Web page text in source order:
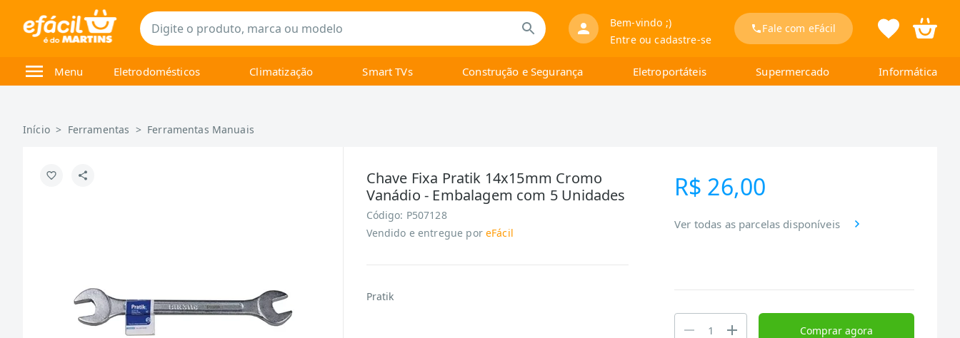
Bem-vindo ;)
Entre ou cadastre-se
Fale com eFácil
Menu Eletrodomésticos Climatização Smart TVs Construção e Segurança Eletroportáteis Supermercado Informática
Início > Ferramentas > Ferramentas Manuais
Chave Fixa Pratik 14x15mm Cromo
Vanádio - Embalagem com 5 Unidades
Código: P507128
Vendido e entregue por eFácil
Pratik
R$ 26,00
Ver todas as parcelas disponíveis
Comprar agora